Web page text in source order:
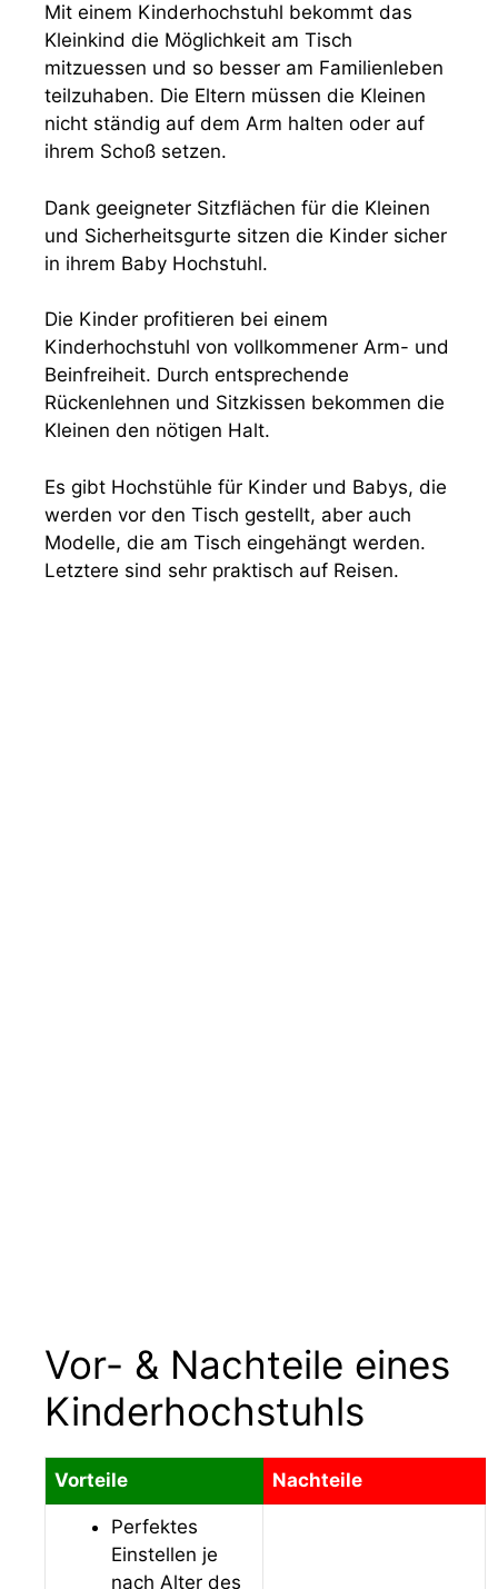
Mit einem Kinderhochstuhl bekommt das
Kleinkind die Möglichkeit am Tisch
mitzuessen und so besser am Familienleben
teilzuhaben. Die Eltern müssen die Kleinen
nicht ständig auf dem Arm halten oder auf
ihrem Schoß setzen.
Dank geeigneter Sitzflächen für die Kleinen
und Sicherheitsgurte sitzen die Kinder sicher
in ihrem Baby Hochstuhl.
Die Kinder profitieren bei einem
Kinderhochstuhl von vollkommener Arm- und
Beinfreiheit. Durch entsprechende
Rückenlehnen und Sitzkissen bekommen die
Kleinen den nötigen Halt.
Es gibt Hochstühle für Kinder und Babys, die
werden vor den Tisch gestellt, aber auch
Modelle, die am Tisch eingehängt werden.
Letztere sind sehr praktisch auf Reisen.
Vor- & Nachteile eines
Kinderhochstuhls
Vorteile Nachteile
Perfektes
Einstellen je
nach Alter des